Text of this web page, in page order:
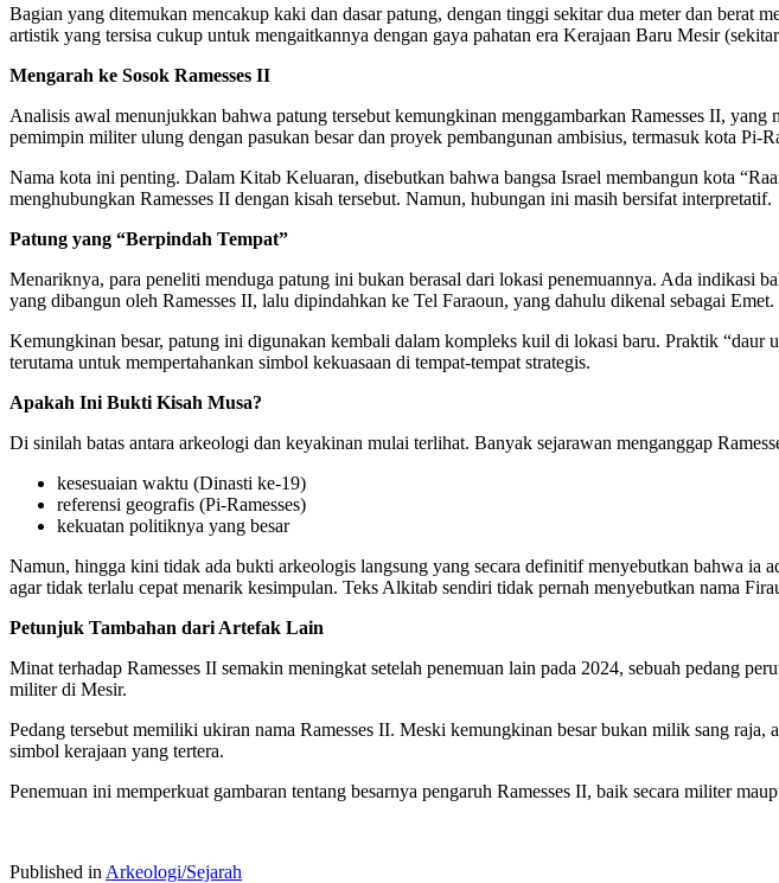
Bagian yang ditemukan mencakup kaki dan dasar patung, dengan tinggi sekitar dua meter dan berat
artistik yang tersisa cukup untuk mengaitkannya dengan gaya pahatan era Kerajaan Baru Mesir
Mengarah ke Sosok Ramesses II
Analisis awal menunjukkan bahwa patung tersebut kemungkinan menggambarkan Ramesses II,
pemimpin militer ulung dengan pasukan besar dan proyek pembangunan ambisius, termasuk kota Pi-
Nama kota ini penting. Dalam Kitab Keluaran, disebutkan bahwa bangsa Israel membangun kota
menghubungkan Ramesses II dengan kisah tersebut. Namun, hubungan ini masih bersifat interpretatif.
Patung yang “Berpindah Tempat”
Menariknya, para peneliti menduga patung ini bukan berasal dari lokasi penemuannya. Ada indikasi
yang dibangun oleh Ramesses II, lalu dipindahkan ke Tel Faraoun, yang dahulu dikenal sebagai Emet.
Kemungkinan besar, patung ini digunakan kembali dalam kompleks kuil di lokasi baru. Praktik “daur
terutama untuk mempertahankan simbol kekuasaan di tempat-tempat strategis.
Apakah Ini Bukti Kisah Musa?
Di sinilah batas antara arkeologi dan keyakinan mulai terlihat. Banyak sejarawan menganggap
kesesuaian waktu (Dinasti ke-19)
referensi geografis (Pi-Ramesses)
kekuatan politiknya yang besar
Namun, hingga kini tidak ada bukti arkeologis langsung yang secara definitif menyebutkan bahwa ia
agar tidak terlalu cepat menarik kesimpulan. Teks Alkitab sendiri tidak pernah menyebutkan nama
Petunjuk Tambahan dari Artefak Lain
Minat terhadap Ramesses II semakin meningkat setelah penemuan lain pada 2024, sebuah pedang
militer di Mesir.
Pedang tersebut memiliki ukiran nama Ramesses II. Meski kemungkinan besar bukan milik sang
simbol kerajaan yang tertera.
Penemuan ini memperkuat gambaran tentang besarnya pengaruh Ramesses II, baik secara militer
Published in Arkeologi/Sejarah